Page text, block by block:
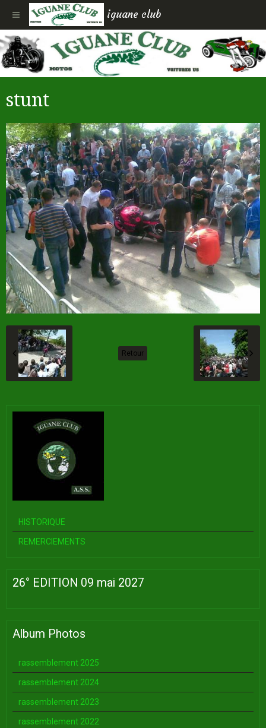
iguane club
stunt
Retour
HISTORIQUE
REMERCIEMENTS
26° EDITION 09 mai 2027
Album Photos
rassemblement 2025
rassemblement 2024
rassemblement 2023
rassemblement 2022